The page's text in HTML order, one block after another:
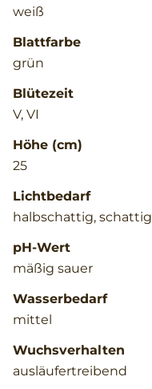
weiß
Blattfarbe
grün
Blütezeit
V, VI
Höhe (cm)
25
Lichtbedarf
halbschattig, schattig
pH-Wert
mäßig sauer
Wasserbedarf
mittel
Wuchsverhalten
ausläufertreibend